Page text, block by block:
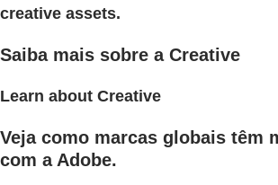
creative assets.
Saiba mais sobre a Creative
Learn about Creative
Veja como marcas globais têm
com a Adobe.